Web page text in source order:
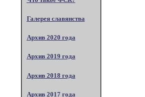
Галерея славянства
Архив 2020 года
Архив 2019 года
Архив 2018 года
Архив 2017 года